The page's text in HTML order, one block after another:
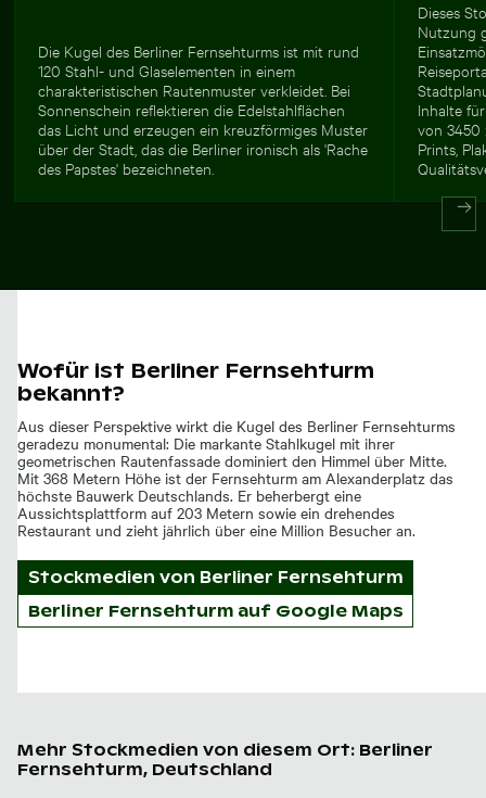
Die Kugel des Berliner Fernsehturms ist mit rund
120 Stahl- und Glaselementen in einem
charakteristischen Rautenmuster verkleidet. Bei
Sonnenschein reflektieren die Edelstahlflächen
das Licht und erzeugen ein kreuzförmiges Muster
über der Stadt, das die Berliner ironisch als 'Rache
des Papstes' bezeichneten.
Dieses
Nutzung
Inhalte
von 3450
Prints,
Wofür ist Berliner Fernsehturm
bekannt?
Aus dieser Perspektive wirkt die Kugel des Berliner Fernsehturms
geradezu monumental: Die markante Stahlkugel mit ihrer
geometrischen Rautenfassade dominiert den Himmel über Mitte.
Mit 368 Metern Höhe ist der Fernsehturm am Alexanderplatz das
höchste Bauwerk Deutschlands. Er beherbergt eine
Aussichtsplattform auf 203 Metern sowie ein drehendes
Restaurant und zieht jährlich über eine Million Besucher an.
Stockmedien von Berliner Fernsehturm
Berliner Fernsehturm auf Google Maps
Mehr Stockmedien von diesem Ort: Berliner
Fernsehturm, Deutschland